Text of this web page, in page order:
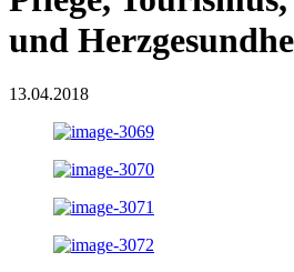
und
13.04.2018